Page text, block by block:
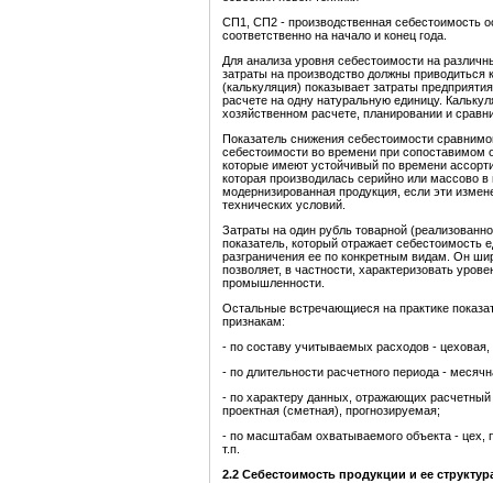
СП1, СП2 - производственная себестоимость
соответственно на начало и конец года.
Для анализа уровня себестоимости на
затраты на производство должны
(калькуляция) показывает затраты
расчете на одну натуральную единицу.
хозяйственном расчете, планировании и
Показатель снижения себестоимости
себестоимости во времени при сопоставимом
которые имеют устойчивый по времени
которая производилась серийно или массово
модернизированная продукция, если эти
технических условий.
Затраты на один рубль товарной
показатель, который отражает
разграничения ее по конкретным видам. Он
позволяет, в частности, характеризовать
промышленности.
Остальные встречающиеся на практике
признакам:
- по составу учитываемых расходов -
- по длительности расчетного периода -
- по характеру данных, отражающих
проектная (сметная), прогнозируемая;
- по масштабам охватываемого объекта - цех,
т.п.
2.2 Себестоимость продукции и ее